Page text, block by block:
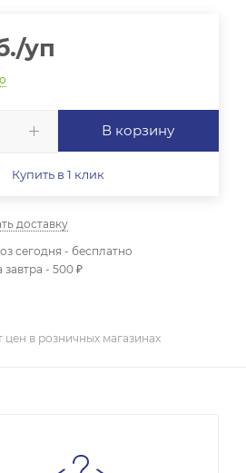
/уп
В корзину
Купить в 1 клик
доставку
сегодня - бесплатно
завтра - 500 ₽
в розничных магазинах